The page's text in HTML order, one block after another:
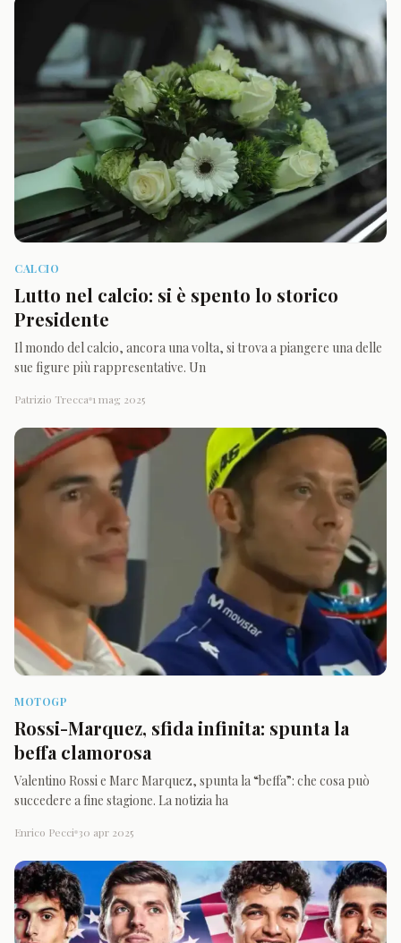
CALCIO
Lutto nel calcio: si è spento lo storico
Presidente
Il mondo del calcio, ancora una volta, si trova a piangere una delle
sue figure più rappresentative. Un
Patrizio Trecca 1 mag 2025
MOTOGP
Rossi-Marquez, sfida infinita: spunta la
beffa clamorosa
Valentino Rossi e Marc Marquez, spunta la “beffa”: che cosa può
succedere a fine stagione. La notizia ha
Enrico Pecci 30 apr 2025